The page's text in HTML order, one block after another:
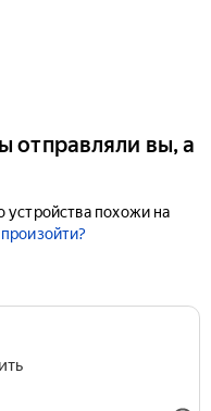
отправляли вы, а
устройства похожи на